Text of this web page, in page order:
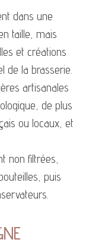
dans une
taille, mais
et créations
de la brasserie.
artisanales
de plus
ou locaux, et
non filtrées,
puis